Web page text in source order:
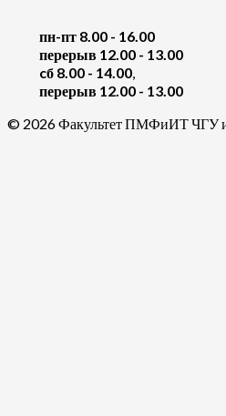
пн-пт 8.00 - 16.00
перерыв 12.00 - 13.00
cб 8.00 - 14.00,
перерыв 12.00 - 13.00
© 2026 Факультет ПМФиИТ ЧГУ